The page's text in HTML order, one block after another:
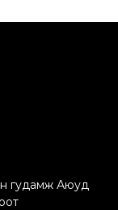
гудамж Аюуд